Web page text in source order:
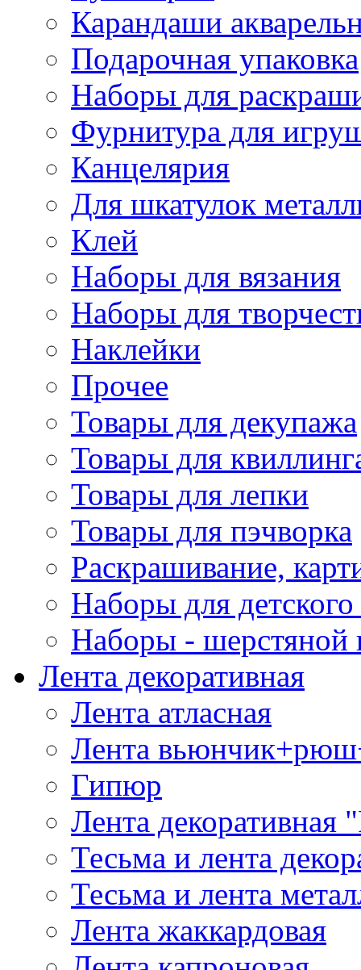
Карандаши
Подарочная упаковка
Наборы для
Фурнитура для
Канцелярия
Для шкатулок
Клей
Наборы для вязания
Наборы для
Наклейки
Прочее
Товары для декупажа
Товары для
Товары для лепки
Товары для пэчворка
Раскрашивание,
Наборы для
Наборы - шерстяной
Лента декоративная
Лента атласная
Лента
Гипюр
Лента декоративная
Тесьма и лента
Тесьма и лента
Лента жаккардовая